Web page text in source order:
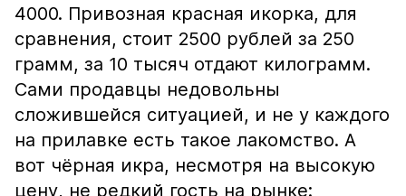
4000. Привозная красная икорка, для
сравнения, стоит 2500 рублей за 250
грамм, за 10 тысяч отдают килограмм.
Сами продавцы недовольны
сложившейся ситуацией, и не у каждого
на прилавке есть такое лакомство. А
вот чёрная икра, несмотря на высокую
цену, не редкий гость на рынке: